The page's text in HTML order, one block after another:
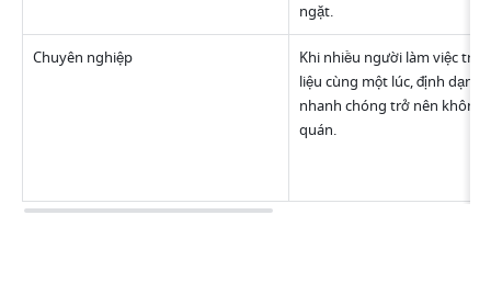
ngặt.
Chuyên nghiệp
Khi nhiều người làm việc
liệu cùng một lúc, định dạng
nhanh chóng trở nên không
quán.